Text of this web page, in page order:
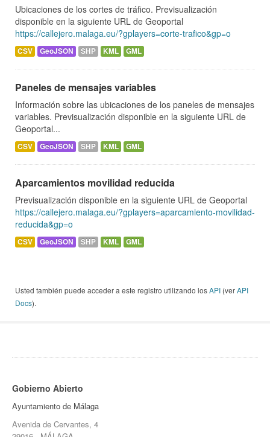
Ubicaciones de los cortes de tráfico. Previsualización
disponible en la siguiente URL de Geoportal
https://callejero.malaga.eu/?gplayers=corte-trafico&gp=o
CSV GeoJSON SHP KML GML
Paneles de mensajes variables
Información sobre las ubicaciones de los paneles de mensajes
variables. Previsualización disponible en la siguiente URL de
Geoportal...
CSV GeoJSON SHP KML GML
Aparcamientos movilidad reducida
Previsualización disponible en la siguiente URL de Geoportal
https://callejero.malaga.eu/?gplayers=aparcamiento-movilidad-
reducida&gp=o
CSV GeoJSON SHP KML GML
Usted también puede acceder a este registro utilizando losAPI (verAPI
Docs).
Gobierno Abierto
Ayuntamiento de Málaga
Avenida de Cervantes, 4